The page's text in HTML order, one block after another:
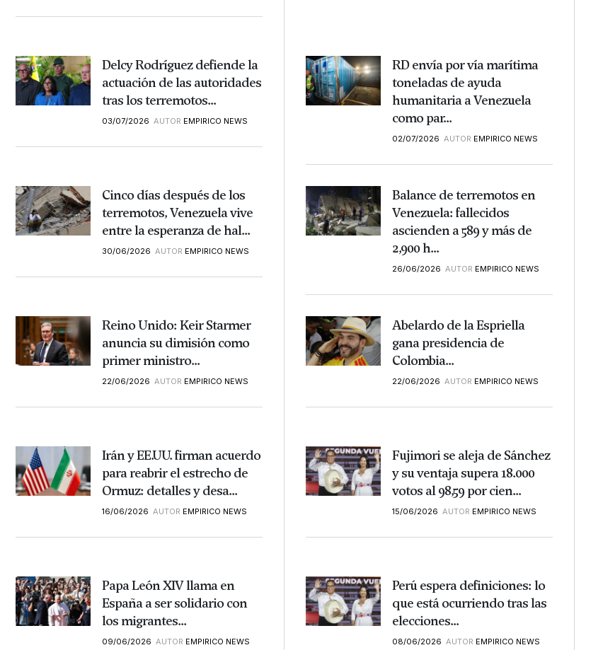
Delcy Rodríguez defiende la
actuación de las autoridades
tras los terremotos...
03/07/2026 AUTOR EMPIRICO NEWS
RD envía por vía marítima
toneladas de ayuda
humanitaria a Venezuela
como par...
02/07/2026 AUTOR EMPIRICO NEWS
Cinco días después de los
terremotos, Venezuela vive
entre la esperanza de hal...
30/06/2026 AUTOR EMPIRICO NEWS
Balance de terremotos en
Venezuela: fallecidos
ascienden a 589 y más de
2,900 h...
26/06/2026 AUTOR EMPIRICO NEWS
Reino Unido: Keir Starmer
anuncia su dimisión como
primer ministro...
22/06/2026 AUTOR EMPIRICO NEWS
Abelardo de la Espriella
gana presidencia de
Colombia...
22/06/2026 AUTOR EMPIRICO NEWS
Irán y EE.UU. firman acuerdo
para reabrir el estrecho de
Ormuz: detalles y desa...
16/06/2026 AUTOR EMPIRICO NEWS
Fujimori se aleja de Sánchez
y su ventaja supera 18.000
votos al 98,59 por cien...
15/06/2026 AUTOR EMPIRICO NEWS
Papa León XIV llama en
España a ser solidario con
los migrantes...
09/06/2026 AUTOR EMPIRICO NEWS
Perú espera definiciones: lo
que está ocurriendo tras las
elecciones...
08/06/2026 AUTOR EMPIRICO NEWS